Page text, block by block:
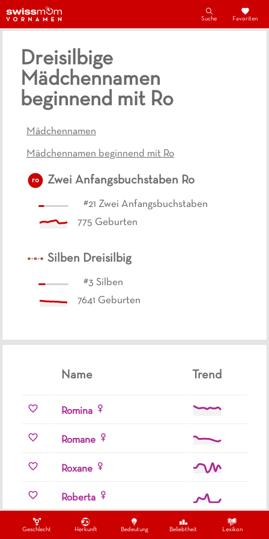
Geschlecht Herkunft Bedeutung Beliebtheit Lexikon
Suche Favoriten
Dreisilbige
Mädchennamen
beginnend mit Ro
Mädchennamen
Mädchennamen beginnend mit Ro
ro Zwei Anfangsbuchstaben Ro
#21 Zwei Anfangsbuchstaben
775 Geburten
Silben Dreisilbig
#3 Silben
7641 Geburten
Name Trend
Romina
Romane
Roxane
Roberta
Roxanne